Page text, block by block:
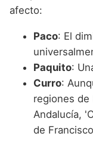
afecto:
Paco: El
Paquito:
Curro:
regiones de
Andalucía,
de